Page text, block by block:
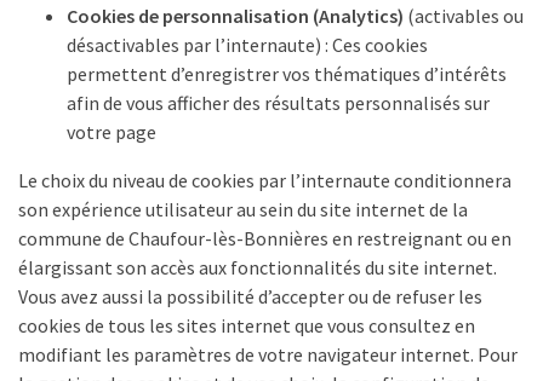
Cookies de personnalisation (Analytics) (activables ou
désactivables par l’internaute) : Ces cookies
permettent d’enregistrer vos thématiques d’intérêts
afin de vous afficher des résultats personnalisés sur
votre page
Le choix du niveau de cookies par l’internaute conditionnera
son expérience utilisateur au sein du site internet de la
commune de Chaufour-lès-Bonnières en restreignant ou en
élargissant son accès aux fonctionnalités du site internet.
Vous avez aussi la possibilité d’accepter ou de refuser les
cookies de tous les sites internet que vous consultez en
modifiant les paramètres de votre navigateur internet. Pour